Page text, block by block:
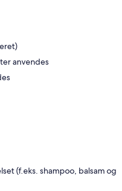
anvendes
(f.eks. shampoo, balsam og